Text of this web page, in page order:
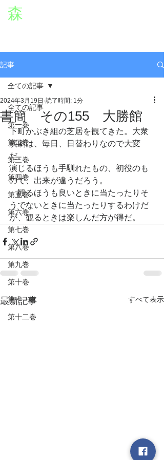
森
記事
全ての記事
第一巻
第二巻
第三巻
第四巻
第五巻
第六巻
第七巻
第八巻
第九巻
第十巻
第十一巻
第十二巻
全ての記事
書簡 その155 大勝館
2024年3月19日 読了時間: 1分
下町かぶき組の芝居を観てきた。大衆
演劇は、毎日、日替わりなので大変
だ。
演じるほうも手馴れたもの、初役のも
ので、出来が違うだろう。
観るほうも良いときに当たったりそ
うでないときに当たったりするわけだ
が、観るときは楽しんだ方が得だ。
最新記事 すべて表示